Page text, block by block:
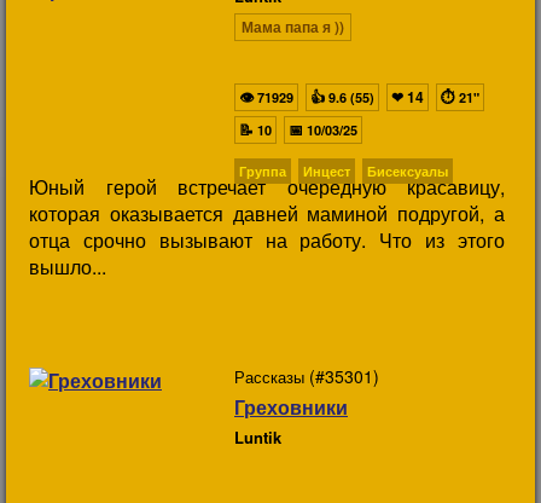
Мама папа я ))
Юный герой встречает очередную красавицу,
которая оказывается давней маминой подругой, а
отца срочно вызывают на работу. Что из этого
вышло...
👁71929 👍 9.6 (55) ❤14 ⏱ 21"
📝 10 📅 10/03/25
Группа Инцест Бисексуалы
Рассказы (#35301)
Греховники
Luntik